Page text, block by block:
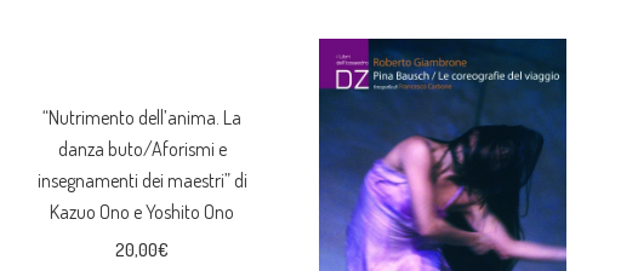
“Nutrimento dell’anima. La
danza buto/Aforismi e
insegnamenti dei maestri” di
Kazuo Ono e Yoshito Ono
20,00€